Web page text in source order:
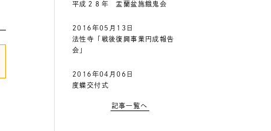
平成２８年 盂蘭盆施餓鬼会
2016年05月13日
法性寺「戦後復興事業円成報告
会」
2016年04月06日
度蝶交付式
記事一覧へ